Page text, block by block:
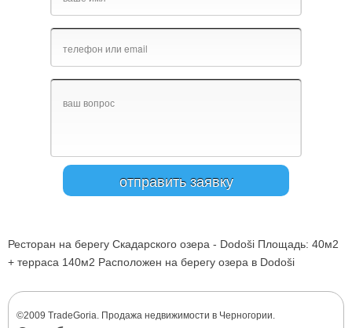
Ресторан на берегу Скадарского озера - Dodoši Площадь: 40м2
+ терраса 140м2 Расположен на берегу озера в Dodoši
©2009 TradeGoria. Продажа недвижимости в Черногории.